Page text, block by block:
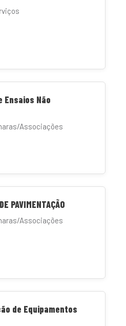
Ensaios Não
Associações
PAVIMENTAÇÃO
Associações
de Equipamentos